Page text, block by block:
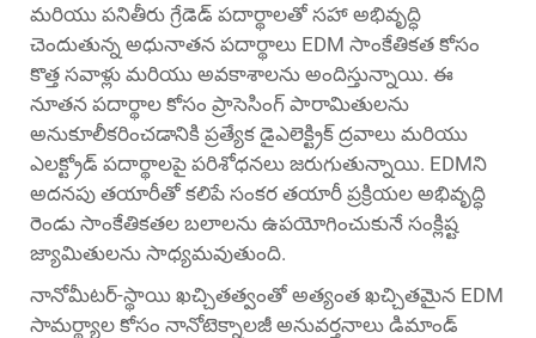
మరియు పనితీరు గ్రేడెడ్ పదార్థాలతో సహా అభివృద్ధి
చెందుతున్న అధునాతన పదార్థాలు EDM సాంకేతికత కోసం
కొత్త సవాళ్లు మరియు అవకాశాలను అందిస్తున్నాయి. ఈ
నూతన పదార్థాల కోసం ప్రాసెసింగ్ పారామితులను
అనుకూలీకరించడానికి ప్రత్యేక డైఎలెక్ట్రిక్ ద్రవాలు మరియు
ఎలక్ట్రోడ్ పదార్థాలపై పరిశోధనలు జరుగుతున్నాయి. EDMని
అదనపు తయారీతో కలిపే సంకర తయారీ ప్రక్రియల అభివృద్ధి
రెండు సాంకేతికతల బలాలను ఉపయోగించుకునే సంక్లిష్ట
జ్యామితులను సాధ్యమవుతుంది.
నానోమీటర్-స్థాయి ఖచ్చితత్వంతో అత్యంత ఖచ్చితమైన EDM
సామర్థ్యాల కోసం నానోటెక్నాలజీ అనువర్తనాలు డిమాండ్